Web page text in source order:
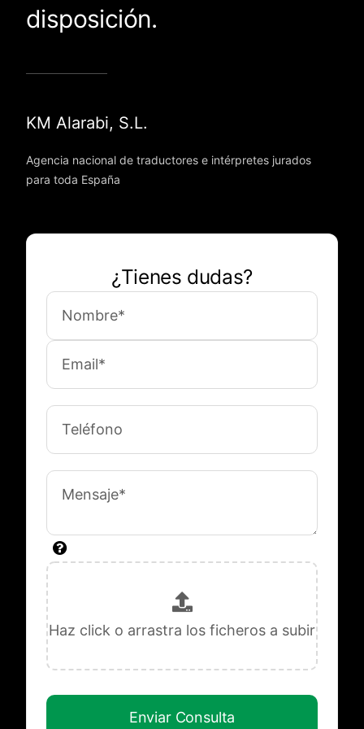
disposición.
KM Alarabi, S.L.
Agencia nacional de traductores e intérpretes jurados
para toda España
¿Tienes dudas?
Enviar Consulta